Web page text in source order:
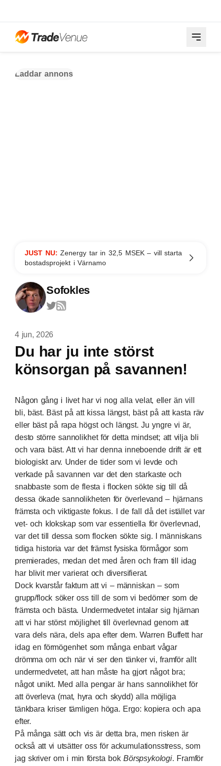
Laddar annons
JUST NU:Zenergy tar in 32,5 MSEK – vill starta
bostadsprojekt i Värnamo
Sofokles
4 jun, 2026
Du har ju inte störst
könsorgan på savannen!
Någon gång i livet har vi nog alla velat, eller än vill
bli, bäst. Bäst på att kissa längst, bäst på att kasta räv
eller bäst på rapa högst och längst. Ju yngre vi är,
desto större sannolikhet för detta mindset; att vilja bli
och vara bäst. Att vi har denna inneboende drift är ett
biologiskt arv. Under de tider som vi levde och
verkade på savannen var det den starkaste och
snabbaste som de flesta i flocken sökte sig till då
dessa ökade sannolikheten för överlevand – hjärnans
främsta och viktigaste fokus. I de fall då det istället var
vet- och klokskap som var essentiella för överlevnad,
var det till dessa som flocken sökte sig. I människans
tidiga historia var det främst fysiska förmågor som
premierades, medan det med åren och fram till idag
har blivit mer varierat och diversifierat.
Dock kvarstår faktum att vi – människan – som
grupp/flock söker oss till de som vi bedömer som de
främsta och bästa. Undermedvetet intalar sig hjärnan
att vi har störst möjlighet till överlevnad genom att
vara dels nära, dels apa efter dem. Warren Buffett har
idag en förmögenhet som många enbart vågar
drömma om och när vi ser den tänker vi, framför allt
undermedvetet, att han måste ha gjort något bra;
något unikt. Med alla pengar är hans sannolikhet för
att överleva (mat, hyra och skydd) alla möjliga
tänkbara kriser tämligen höga. Ergo: kopiera och apa
efter.
På många sätt och vis är detta bra, men risken är
också att vi utsätter oss för ackumulationsstress, som
jag skriver om i min första bokBörspsykologi. Framför